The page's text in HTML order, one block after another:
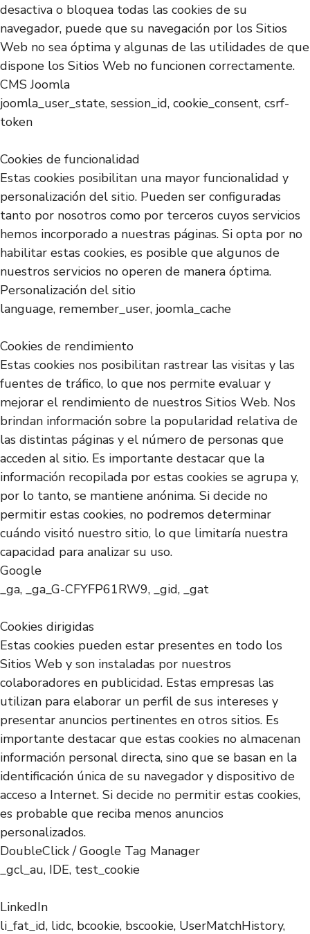
desactiva o bloquea todas las cookies de su
navegador, puede que su navegación por los Sitios
Web no sea óptima y algunas de las utilidades de que
dispone los Sitios Web no funcionen correctamente.
CMS Joomla
joomla_user_state, session_id, cookie_consent, csrf-
token
Cookies de funcionalidad
Estas cookies posibilitan una mayor funcionalidad y
personalización del sitio. Pueden ser configuradas
tanto por nosotros como por terceros cuyos servicios
hemos incorporado a nuestras páginas. Si opta por no
habilitar estas cookies, es posible que algunos de
nuestros servicios no operen de manera óptima.
Personalización del sitio
language, remember_user, joomla_cache
Cookies de rendimiento
Estas cookies nos posibilitan rastrear las visitas y las
fuentes de tráfico, lo que nos permite evaluar y
mejorar el rendimiento de nuestros Sitios Web. Nos
brindan información sobre la popularidad relativa de
las distintas páginas y el número de personas que
acceden al sitio. Es importante destacar que la
información recopilada por estas cookies se agrupa y,
por lo tanto, se mantiene anónima. Si decide no
permitir estas cookies, no podremos determinar
cuándo visitó nuestro sitio, lo que limitaría nuestra
capacidad para analizar su uso.
Google
_ga, _ga_G-CFYFP61RW9, _gid, _gat
Cookies dirigidas
Estas cookies pueden estar presentes en todo los
Sitios Web y son instaladas por nuestros
colaboradores en publicidad. Estas empresas las
utilizan para elaborar un perfil de sus intereses y
presentar anuncios pertinentes en otros sitios. Es
importante destacar que estas cookies no almacenan
información personal directa, sino que se basan en la
identificación única de su navegador y dispositivo de
acceso a Internet. Si decide no permitir estas cookies,
es probable que reciba menos anuncios
personalizados.
DoubleClick / Google Tag Manager
_gcl_au, IDE, test_cookie
LinkedIn
li_fat_id, lidc, bcookie, bscookie, UserMatchHistory,